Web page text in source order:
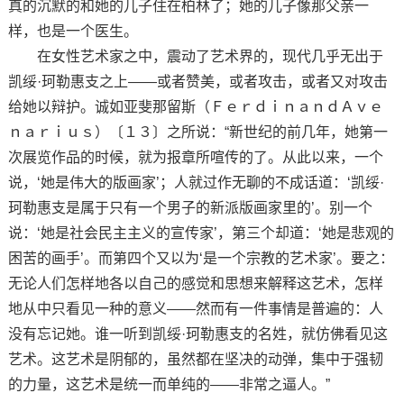
真的沉默的和她的儿子住在柏林了；她的儿子像那父亲一
样，也是一个医生。
在女性艺术家之中，震动了艺术界的，现代几乎无出于
凯绥·珂勒惠支之上——或者赞美，或者攻击，或者又对攻击
给她以辩护。诚如亚斐那留斯（ＦｅｒｄｉｎａｎｄＡｖｅ
ｎａｒｉｕｓ）〔１３〕之所说：“新世纪的前几年，她第一
次展览作品的时候，就为报章所喧传的了。从此以来，一个
说，‘她是伟大的版画家’；人就过作无聊的不成话道：‘凯绥·
珂勒惠支是属于只有一个男子的新派版画家里的’。别一个
说：‘她是社会民主主义的宣传家’，第三个却道：‘她是悲观的
困苦的画手’。而第四个又以为‘是一个宗教的艺术家’。要之：
无论人们怎样地各以自己的感觉和思想来解释这艺术，怎样
地从中只看见一种的意义——然而有一件事情是普遍的：人
没有忘记她。谁一听到凯绥·珂勒惠支的名姓，就仿佛看见这
艺术。这艺术是阴郁的，虽然都在坚决的动弹，集中于强韧
的力量，这艺术是统一而单纯的——非常之逼人。”